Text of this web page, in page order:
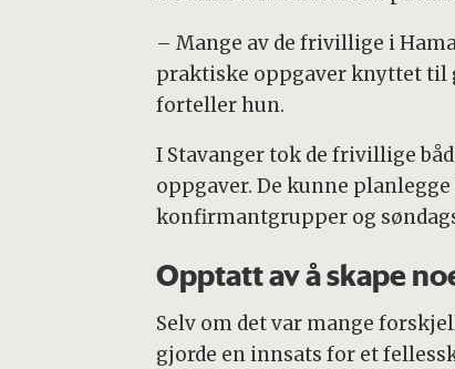
– Mange av de frivillige i
praktiske oppgaver knyttet til
forteller hun.
I Stavanger tok de frivillige
oppgaver. De kunne
konfirmantgrupper og
Opptatt av å skape
Selv om det var mange
gjorde en innsats for et